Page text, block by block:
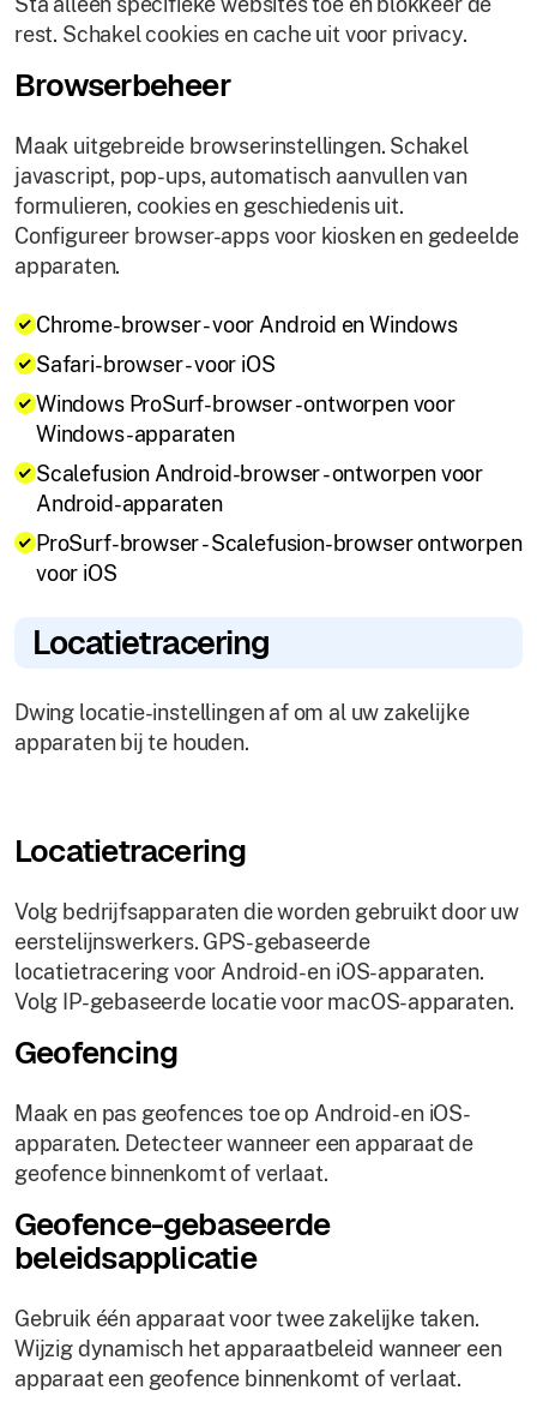
rest. Schakel cookies en cache uit voor privacy.
Browserbeheer
Maak uitgebreide browserinstellingen. Schakel
javascript, pop-ups, automatisch aanvullen van
formulieren, cookies en geschiedenis uit.
Configureer browser-apps voor kiosken en gedeelde
apparaten.
Chrome-browser - voor Android en Windows
Safari-browser - voor iOS
Windows ProSurf-browser - ontworpen voor
Windows-apparaten
Scalefusion Android-browser - ontworpen voor
Android-apparaten
ProSurf-browser - Scalefusion-browser ontworpen
voor iOS
Locatietracering
Dwing locatie-instellingen af om al uw zakelijke
apparaten bij te houden.
Locatietracering
Volg bedrijfsapparaten die worden gebruikt door uw
eerstelijnswerkers. GPS-gebaseerde
locatietracering voor Android- en iOS-apparaten.
Volg IP-gebaseerde locatie voor macOS-apparaten.
Geofencing
Maak en pas geofences toe op Android- en iOS-
apparaten. Detecteer wanneer een apparaat de
geofence binnenkomt of verlaat.
Geofence-gebaseerde
beleidsapplicatie
Gebruik één apparaat voor twee zakelijke taken.
Wijzig dynamisch het apparaatbeleid wanneer een
apparaat een geofence binnenkomt of verlaat.